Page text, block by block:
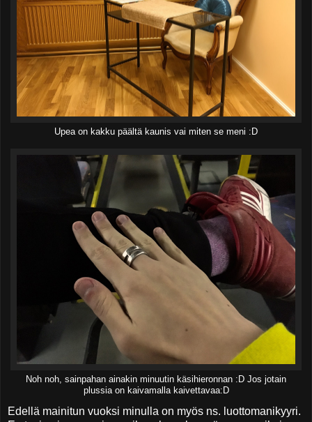
Upea on kakku päältä kaunis vai miten se meni :D
Noh noh, sainpahan ainakin minuutin käsihieronnan :D Jos jotain
plussia on kaivamalla kaivettavaa:D
Edellä mainitun vuoksi minulla on myös ns. luottomanikyyri.